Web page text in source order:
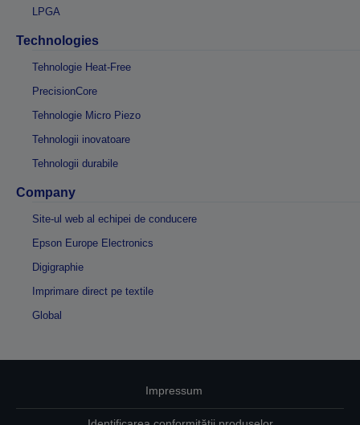
LPGA
Technologies
Tehnologie Heat-Free
PrecisionCore
Tehnologie Micro Piezo
Tehnologii inovatoare
Tehnologii durabile
Company
Site-ul web al echipei de conducere
Epson Europe Electronics
Digigraphie
Imprimare direct pe textile
Global
Impressum